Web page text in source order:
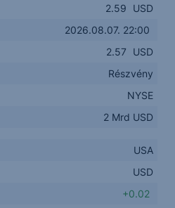
2.59
USD
2026.08.07. 22:00
2.57
USD
Részvény
NYSE
2 Mrd USD
USA
USD
+0.02